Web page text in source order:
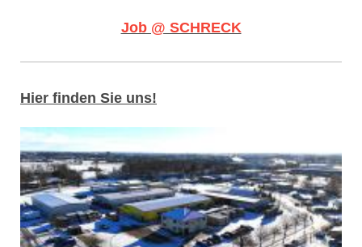
Job @ SCHRECK
Hier finden Sie uns!